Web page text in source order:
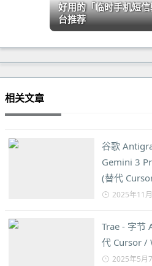
好用的「临时手机短
台推荐
相关文章
谷歌
Gemini 3
(替代
2025年11
Trae - 字节
代 Cursor /
2025年5月